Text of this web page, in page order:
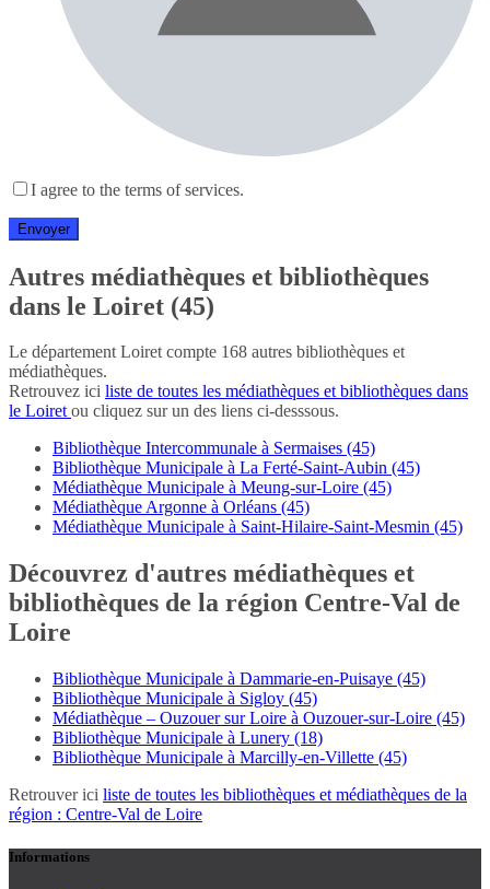
I agree to the terms of services.
Autres médiathèques et bibliothèques
dans le Loiret (45)
Le département Loiret compte 168 autres bibliothèques et
médiathèques.
Retrouvez ici liste de toutes les médiathèques et bibliothèques dans
le Loiretou cliquez sur un des liens ci-desssous.
Bibliothèque Intercommunale à Sermaises (45)
Bibliothèque Municipale à La Ferté-Saint-Aubin (45)
Médiathèque Municipale à Meung-sur-Loire (45)
Médiathèque Argonne à Orléans (45)
Médiathèque Municipale à Saint-Hilaire-Saint-Mesmin (45)
Découvrez d'autres médiathèques et
bibliothèques de la région Centre-Val de
Loire
Bibliothèque Municipale à Dammarie-en-Puisaye (45)
Bibliothèque Municipale à Sigloy (45)
Médiathèque – Ouzouer sur Loire à Ouzouer-sur-Loire (45)
Bibliothèque Municipale à Lunery (18)
Bibliothèque Municipale à Marcilly-en-Villette (45)
Retrouver ici liste de toutes les bibliothèques et médiathèques de la
région : Centre-Val de Loire
Informations